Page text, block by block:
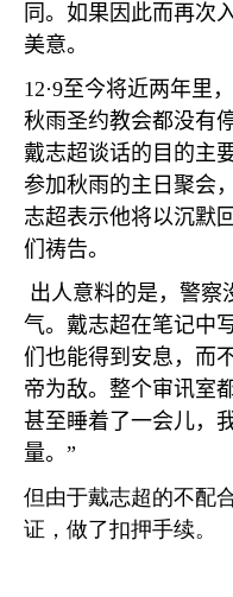
同。如果因此而再次
美意。
12·9至今将近两年里
秋雨圣约教会都没有
戴志超谈话的目的主
参加秋雨的主日聚会
志超表示他将以沉默
们祷告。
出人意料的是，警察
气。戴志超在笔记中写
们也能得到安息，而
帝为敌。整个审讯室
甚至睡着了一会儿，
量。 ”
但由于戴志超的不配
证，做了扣押手续。